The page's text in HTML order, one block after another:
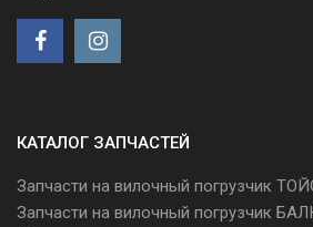
КАТАЛОГ ЗАПЧАСТЕЙ
Запчасти на вилочный погрузчик
Запчасти на вилочный погрузчик